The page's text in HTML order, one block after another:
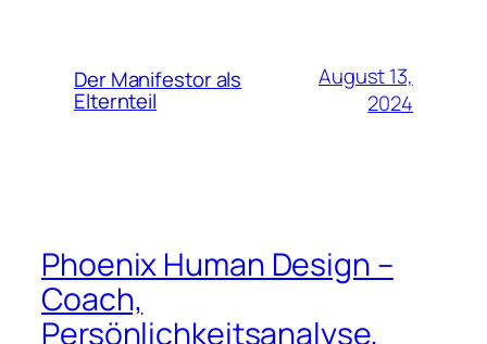
Der Manifestor als
Elternteil
August 13,
2024
Phoenix Human Design –
Coach,
Persönlichkeitsanalyse,